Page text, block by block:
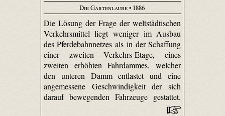
Die Gartenlaube• 1886
Die Lösung der Frage der weltstädtischen
Verkehrsmittel liegt weniger im Ausbau
des Pferdebahnnetzes als in der Schaffung
einer zweiten Verkehrs-Etage, eines
zweiten erhöhten Fahrdammes, welcher
den unteren Damm entlastet und eine
angemessene Geschwindigkeit der sich
darauf bewegenden Fahrzeuge gestattet.